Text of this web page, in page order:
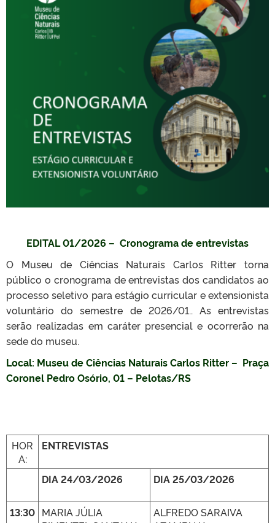
EDITAL 01/2026 – Cronograma de entrevistas
O Museu de Ciências Naturais Carlos Ritter torna
público o cronograma de entrevistas dos candidatos ao
processo seletivo para estágio curricular e extensionista
voluntário do semestre de 2026/01.. As entrevistas
serão realizadas em caráter presencial e ocorrerão na
sede do museu.
Local: Museu de Ciências Naturais Carlos Ritter – Praça
Coronel Pedro Osório, 01 – Pelotas/RS
HOR
A:
ENTREVISTAS
DIA 24/03/2026 DIA 25/03/2026
13:30 MARIA JÚLIA
ALFREDO SARAIVA